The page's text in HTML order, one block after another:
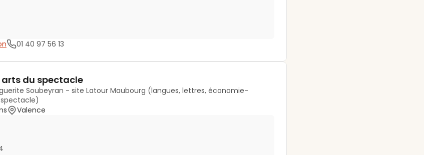
01 40 97 56 13
du spectacle
Soubeyran - site Latour Maubourg (langues, lettres, économie-
Valence